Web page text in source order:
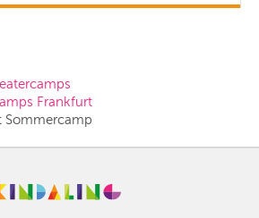
Frankfurt
Sommercamp